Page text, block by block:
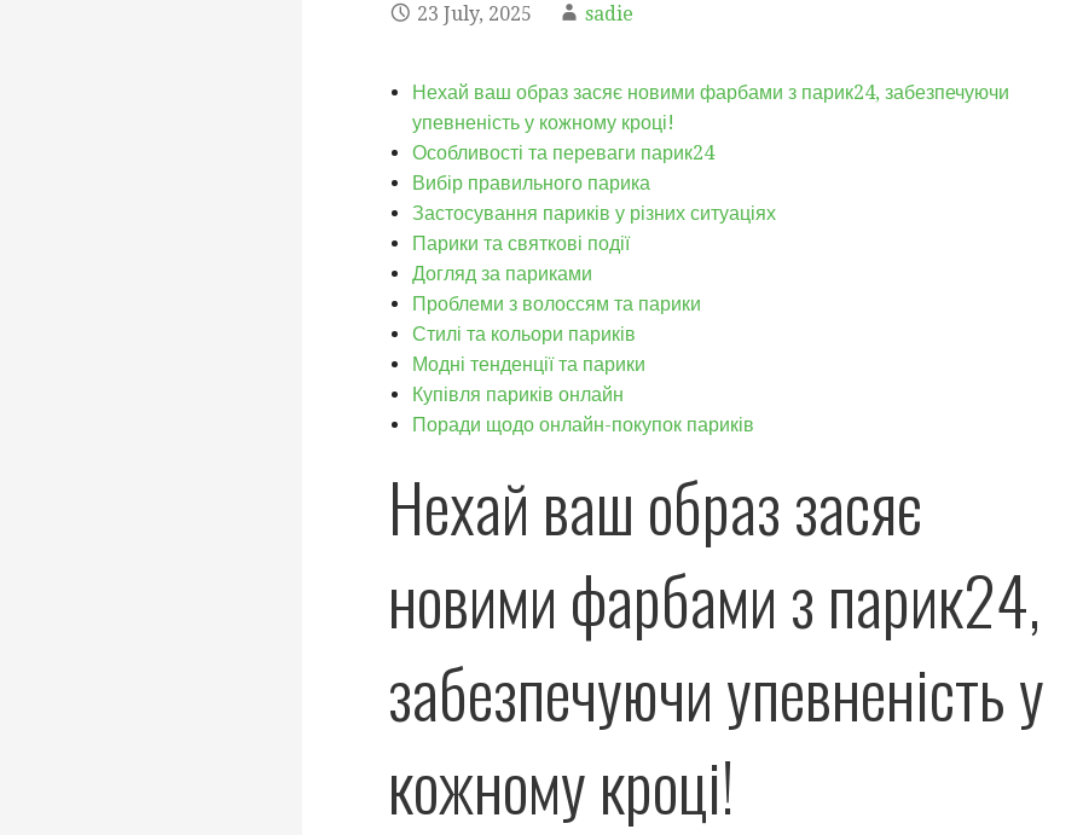
23 July, 2025 sadie
Нехай ваш образ засяє новими фарбами з парик24, забезпечуючи
упевненість у кожному кроці!
Особливості та переваги парик24
Вибір правильного парика
Застосування париків у різних ситуаціях
Парики та святкові події
Догляд за париками
Проблеми з волоссям та парики
Стилі та кольори париків
Модні тенденції та парики
Купівля париків онлайн
Поради щодо онлайн-покупок париків
Нехай ваш образ засяє
новими фарбами з парик24,
забезпечуючи упевненість у
кожному кроці!